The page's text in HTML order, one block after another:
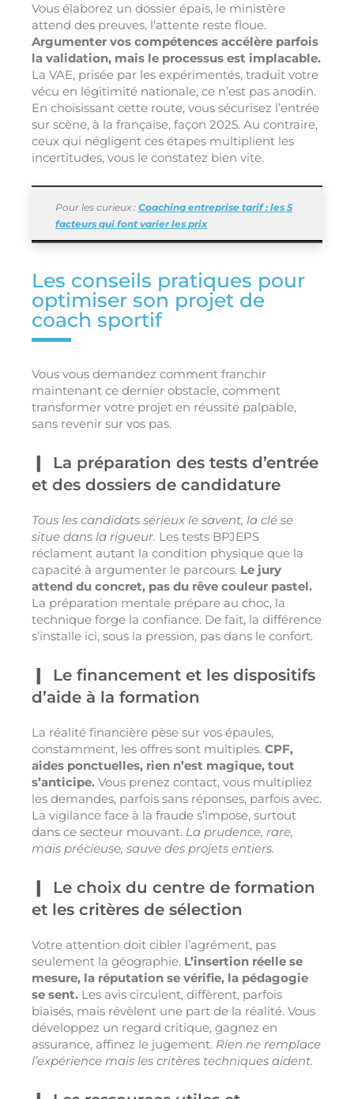
Vous élaborez un dossier épais, le ministère
attend des preuves, l’attente reste floue.
Argumenter vos compétences accélère parfois
la validation, mais le processus est implacable.
La VAE, prisée par les expérimentés, traduit votre
vécu en légitimité nationale, ce n’est pas anodin.
En choisissant cette route, vous sécurisez l’entrée
sur scène, à la française, façon 2025. Au contraire,
ceux qui négligent ces étapes multiplient les
incertitudes, vous le constatez bien vite.
Pour les curieux : Coaching entreprise tarif : les 5
facteurs qui font varier les prix
Les conseils pratiques pour
optimiser son projet de
coach sportif
Vous vous demandez comment franchir
maintenant ce dernier obstacle, comment
transformer votre projet en réussite palpable,
sans revenir sur vos pas.
La préparation des tests d’entrée
et des dossiers de candidature
Tous les candidats sérieux le savent, la clé se
situe dans la rigueur. Les tests BPJEPS
réclament autant la condition physique que la
capacité à argumenter le parcours. Le jury
attend du concret, pas du rêve couleur pastel.
La préparation mentale prépare au choc, la
technique forge la confiance. De fait, la différence
s’installe ici, sous la pression, pas dans le confort.
Le financement et les dispositifs
d’aide à la formation
La réalité financière pèse sur vos épaules,
constamment, les offres sont multiples. CPF,
aides ponctuelles, rien n’est magique, tout
s’anticipe. Vous prenez contact, vous multipliez
les demandes, parfois sans réponses, parfois avec.
La vigilance face à la fraude s’impose, surtout
dans ce secteur mouvant. La prudence, rare,
mais précieuse, sauve des projets entiers.
Le choix du centre de formation
et les critères de sélection
Votre attention doit cibler l’agrément, pas
seulement la géographie. L’insertion réelle se
mesure, la réputation se vérifie, la pédagogie
se sent. Les avis circulent, diffèrent, parfois
biaisés, mais révèlent une part de la réalité. Vous
développez un regard critique, gagnez en
assurance, affinez le jugement. Rien ne remplace
l’expérience mais les critères techniques aident.